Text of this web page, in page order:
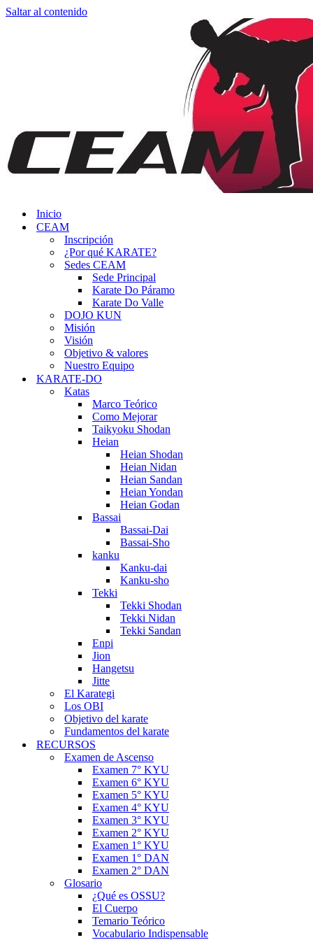
Saltar al contenido
Inicio
CEAM
Inscripción
¿Por qué KARATE?
Sedes CEAM
Sede Principal
Karate Do Páramo
Karate Do Valle
DOJO KUN
Misión
Visión
Objetivo & valores
Nuestro Equipo
KARATE-DO
Katas
Marco Teórico
Como Mejorar
Taikyoku Shodan
Heian
Heian Shodan
Heian Nidan
Heian Sandan
Heian Yondan
Heian Godan
Bassai
Bassai-Dai
Bassai-Sho
kanku
Kanku-dai
Kanku-sho
Tekki
Tekki Shodan
Tekki Nidan
Tekki Sandan
Enpi
Jion
Hangetsu
Jitte
El Karategi
Los OBI
Objetivo del karate
Fundamentos del karate
RECURSOS
Examen de Ascenso
Examen 7° KYU
Examen 6° KYU
Examen 5° KYU
Examen 4° KYU
Examen 3° KYU
Examen 2° KYU
Examen 1° KYU
Examen 1° DAN
Examen 2° DAN
Glosario
¿Qué es OSSU?
El Cuerpo
Temario Teórico
Vocabulario Indispensable